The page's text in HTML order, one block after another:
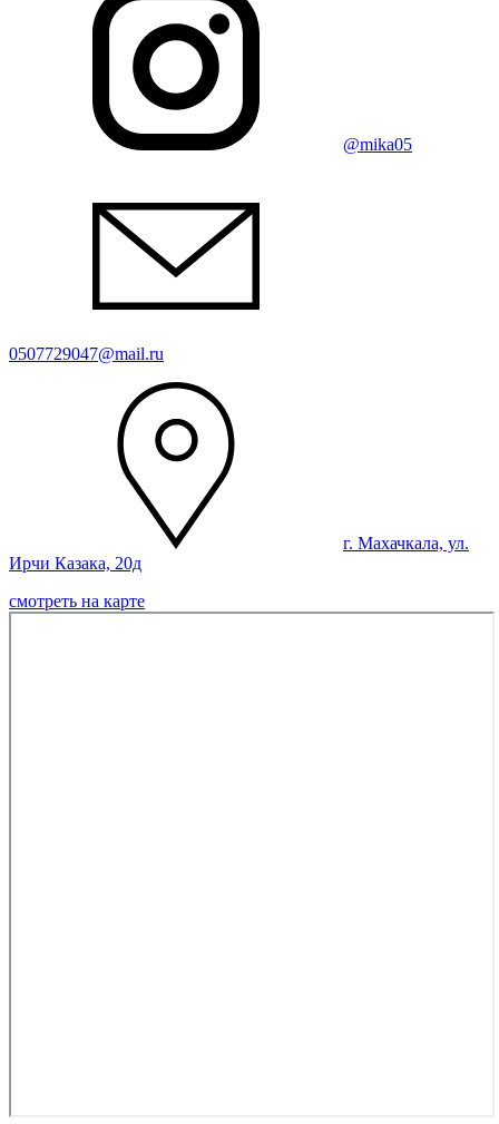
@mika05
0507729047@mail.ru
г. Махачкала, ул.
Ирчи Казака, 20д
смотреть на карте